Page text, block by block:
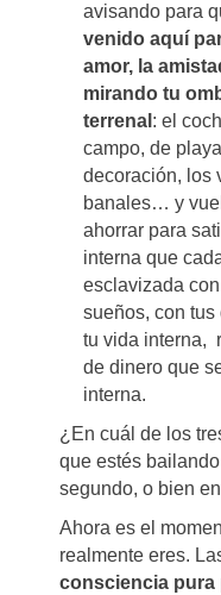
avisando para
venido aquí
amor, la
mirando tu
terrenal : el
campo, de
decoración, los
banales… y
ahorrar para
interna que
esclavizada
sueños, con
tu vida interna,
de dinero que
interna.
¿En cuál de los
que estés
segundo, o bien
Ahora es el
realmente eres.
consciencia pura